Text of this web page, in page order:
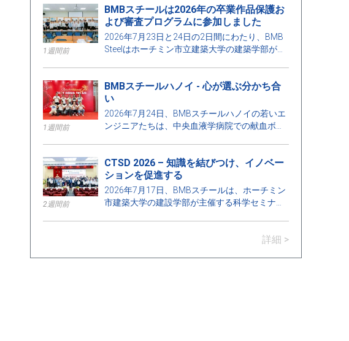
1週間前
BMBスチールは2026年の卒業作品保護お
よび審査プログラムに参加しました
2026年7月23日と24日の2日間にわたり、BMB
Steelはホーチミン市立建築大学の建築学部が主
た。これは学校と企業のつながりを強化し、建
設業界の発展要求に応えるために教育の質を向
上させる意義深い活動です。
1週間前
BMBスチールハノイ - 心が選ぶ分かち合
い
2026年7月24日、BMBスチールハノイの若いエ
ンジニアたちは、中央血液学病院での献血ボラ
た。
2週間前
CTSD 2026 – 知識を結びつけ、イノベー
ションを促進する
2026年7月17日、BMBスチールは、ホーチミン
市建築大学の建設学部が主催する科学セミナー
Development 2026 (CTSD 2026)」のスポンサー
詳細 >